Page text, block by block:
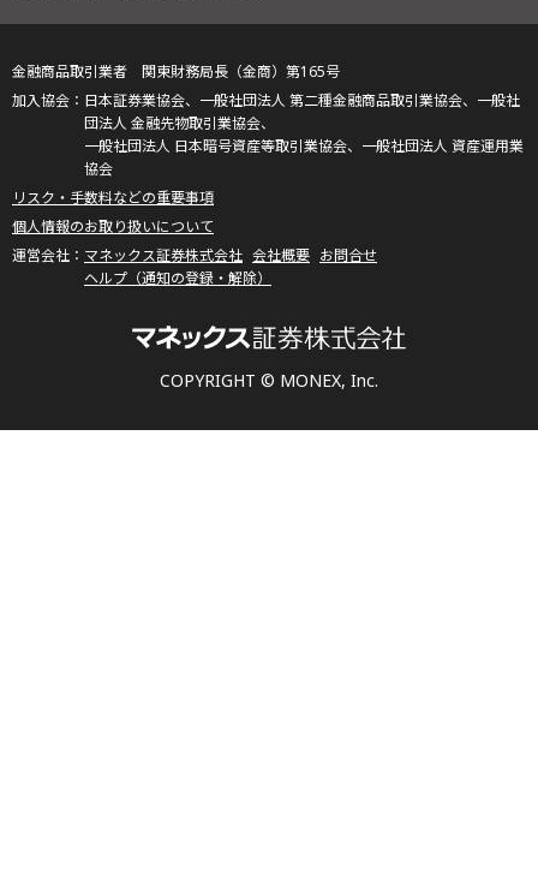
COPYRIGHT © MONEX, Inc.
金融商品取引業者 関東財務局長（金商）第165号
日本証券業協会、一般社団法人 第二種金融商品取引業協会、一般社
団法人 金融先物取引業協会、
一般社団法人 日本暗号資産等取引業協会、一般社団法人 資産運用業
協会
リスク・手数料などの重要事項
個人情報のお取り扱いについて
マネックス証券株式会社 会社概要 お問合せ
ヘルプ（通知の登録・解除）